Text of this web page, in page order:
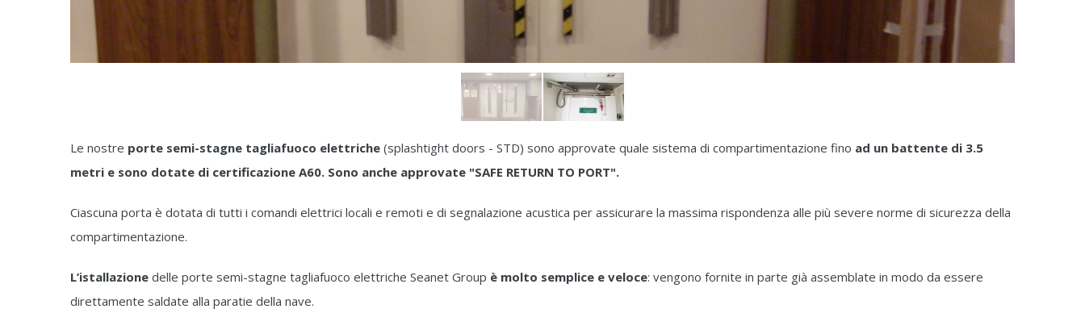
Le nostre porte semi-stagne tagliafuoco elettriche (splashtight doors - STD) sono approvate quale sistema di compartimentazione fino ad un battente di 3.5
metri e sono dotate di certificazione A60. Sono anche approvate "SAFE RETURN TO PORT".
Ciascuna porta è dotata di tutti i comandi elettrici locali e remoti e di segnalazione acustica per assicurare la massima rispondenza alle più severe norme di sicurezza della
compartimentazione.
L’istallazione delle porte semi-stagne tagliafuoco elettriche Seanet Group è molto semplice e veloce: vengono fornite in parte già assemblate in modo da essere
direttamente saldate alla paratie della nave.